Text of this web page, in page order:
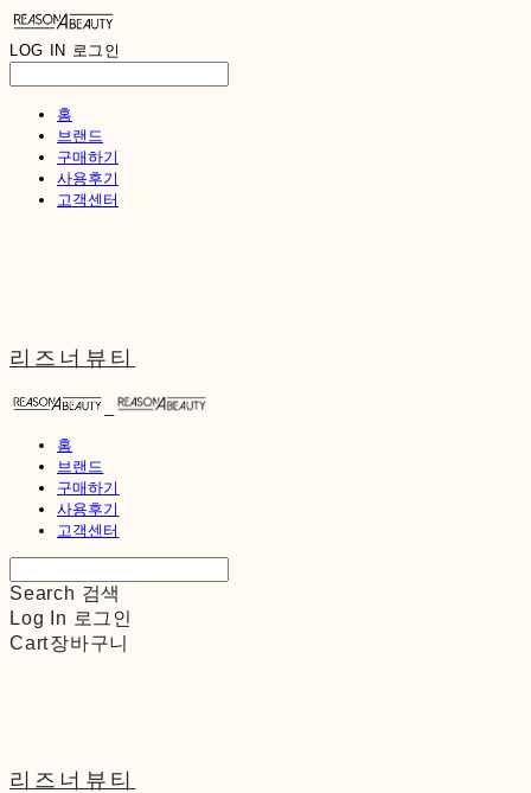
LOG IN 로그인
홈
브랜드
구매하기
사용후기
고객센터
리즈너뷰티
홈
브랜드
구매하기
사용후기
고객센터
Search 검색
Log In 로그인
Cart장바구니
리즈너뷰티